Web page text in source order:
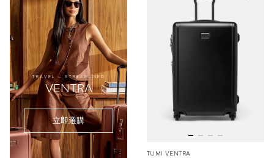
TRAVEL — STREAMLINED
VENTRA
立即選購
TUMI VENTRA